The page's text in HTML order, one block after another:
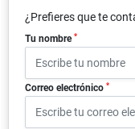
¿Prefieres que te
Tu nombre *
Correo electrónico *